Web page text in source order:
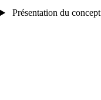
Présentation du concept